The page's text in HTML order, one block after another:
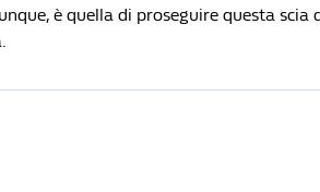
è quella di proseguire questa